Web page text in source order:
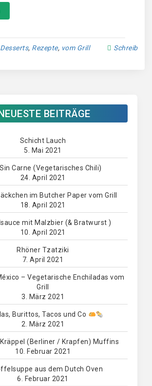
, Rezepte, vom Grill
Schreib
BEITRÄGE
Schicht Lauch
5. Mai 2021
Carne (Vegetarisches Chili)
24. April 2021
im Butcher Paper vom Grill
18. April 2021
mit Malzbier (& Bratwurst )
10. April 2021
Rhöner Tzatziki
7. April 2021
– Vegetarische Enchiladas vom
Grill
3. März 2021
Burittos, Tacos und Co
2. März 2021
(Berliner / Krapfen) Muffins
10. Februar 2021
aus dem Dutch Oven
6. Februar 2021